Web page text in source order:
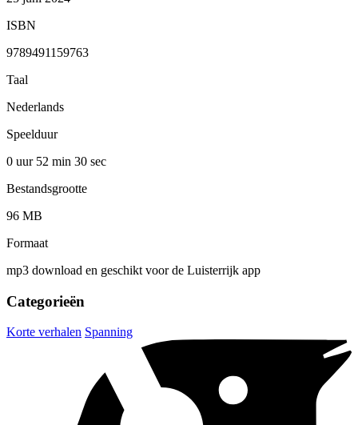
ISBN
9789491159763
Taal
Nederlands
Speelduur
0 uur 52 min 30 sec
Bestandsgrootte
96 MB
Formaat
mp3 download en geschikt voor de Luisterrijk app
Categorieën
Korte verhalen Spanning